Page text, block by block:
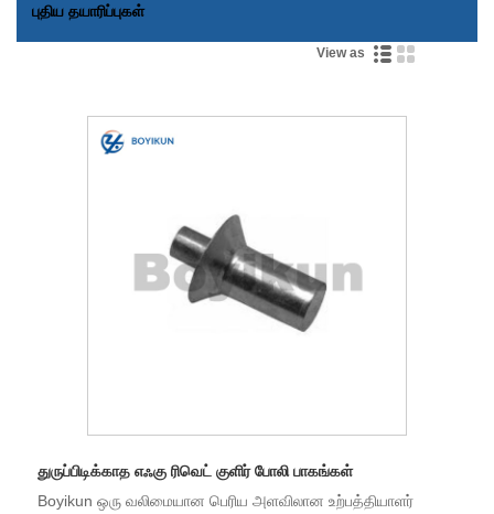
புதிய தயாரிப்புகள்
View as
துருப்பிடிக்காத எஃகு ரிவெட் குளிர் போலி பாகங்கள்
Boyikun ஒரு வலிமையான பெரிய அளவிலான உற்பத்தியாளர்